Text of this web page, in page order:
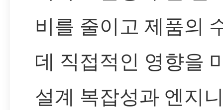
비를 줄이고 제품의
데 직접적인 영향을
설계 복잡성과 엔지